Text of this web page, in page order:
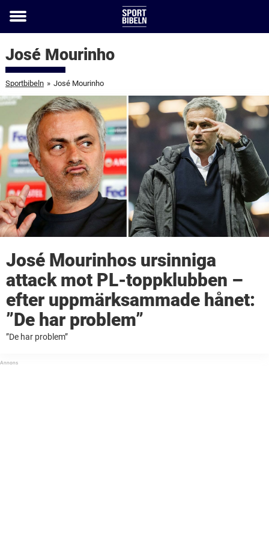
Toggle
José Mourinho
Sportbibeln » José Mourinho
José Mourinhos ursinniga
attack mot PL-toppklubben –
efter uppmärksammade hånet:
”De har problem”
”De har problem”